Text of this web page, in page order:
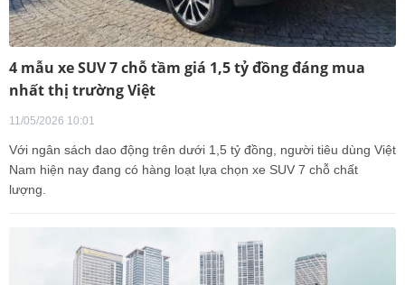
4 mẫu xe SUV 7 chỗ tầm giá 1,5 tỷ đồng đáng mua
nhất thị trường Việt
11/05/2026 10:01
Với ngân sách dao động trên dưới 1,5 tỷ đồng, người tiêu dùng Việt
Nam hiện nay đang có hàng loạt lựa chọn xe SUV 7 chỗ chất
lượng.